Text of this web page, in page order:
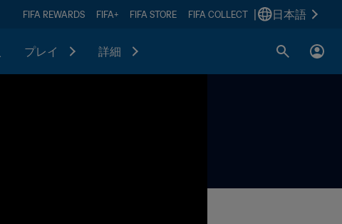
FIFA REWARDS FIFA+ FIFA STORE FIFA COLLECT 日本語
プレイ 詳細